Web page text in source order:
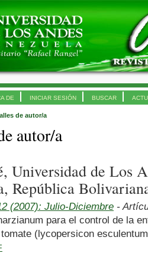
DE INICIAR SESIÓN BUSCAR
de autor/a
autor/a
Universidad de Los
República
(2007): Julio-Diciembre -
para el control de la
(lycopersicon